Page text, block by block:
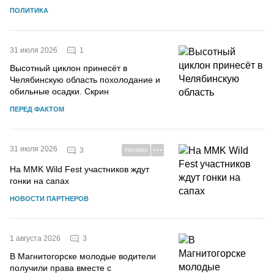
ПОЛИТИКА
31 июля 2026 1
Высотный циклон принесёт в
Челябинскую область похолодание и
обильные осадки. Скрин
ПЕРЕД ФАКТОМ
31 июля 2026 3 РЕКЛАМА
На MMK Wild Fest участников ждут
гонки на сапах
НОВОСТИ ПАРТНЕРОВ
1 августа 2026 3
В Магнитогорске молодые водители
получили права вместе с